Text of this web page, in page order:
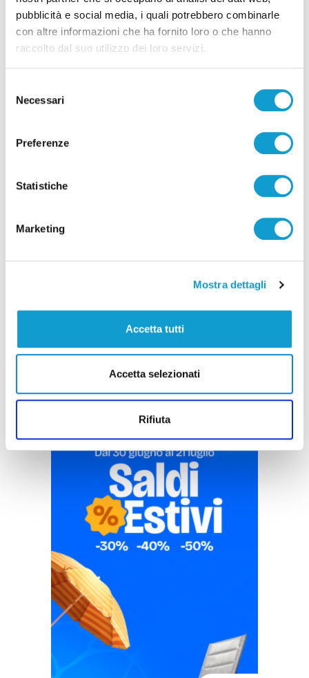
pubblicità e social media, i quali potrebbero combinarle
con altre informazioni che ha fornito loro o che hanno
raccolto dal suo utilizzo dei loro servizi.
delNecessari
Preferenze
Statistiche
Marketing
Mostra dettagli
Accetta tutti
Accetta selezionati
Rifiuta
San Benedetto - Striscione e folla alla camera
19enne